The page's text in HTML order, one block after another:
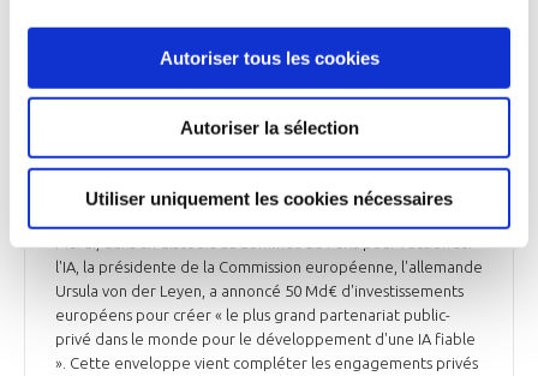
Autoriser tous les cookies
Autoriser la sélection
Utiliser uniquement les cookies nécessaires
Europe : 200 Md€ d’investissement pour
accélérer sur l’IA
l'IA, la présidente de la Commission européenne, l'allemande
Ursula von der Leyen, a annoncé 50 Md€ d'investissements
européens pour créer « le plus grand partenariat public-
privé dans le monde pour le développement d'une IA fiable
». Cette enveloppe vient compléter les engagements privés